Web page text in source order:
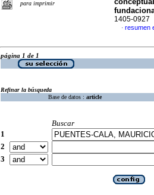
para imprimir
1405-0927
· resumen
página 1 de 1
Refinar la búsqueda
Base de datos : article
Buscar
1
2
3